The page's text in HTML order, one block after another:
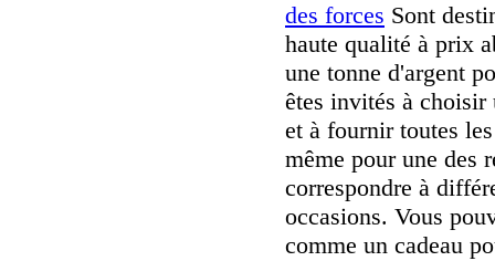
des forces Sont
haute qualité à prix
une tonne d'argent
êtes invités à
et à fournir toutes
même pour une des
correspondre à
occasions. Vous
comme un cadeau